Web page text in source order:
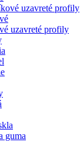
uzavreté profily
uzavreté profily
guma